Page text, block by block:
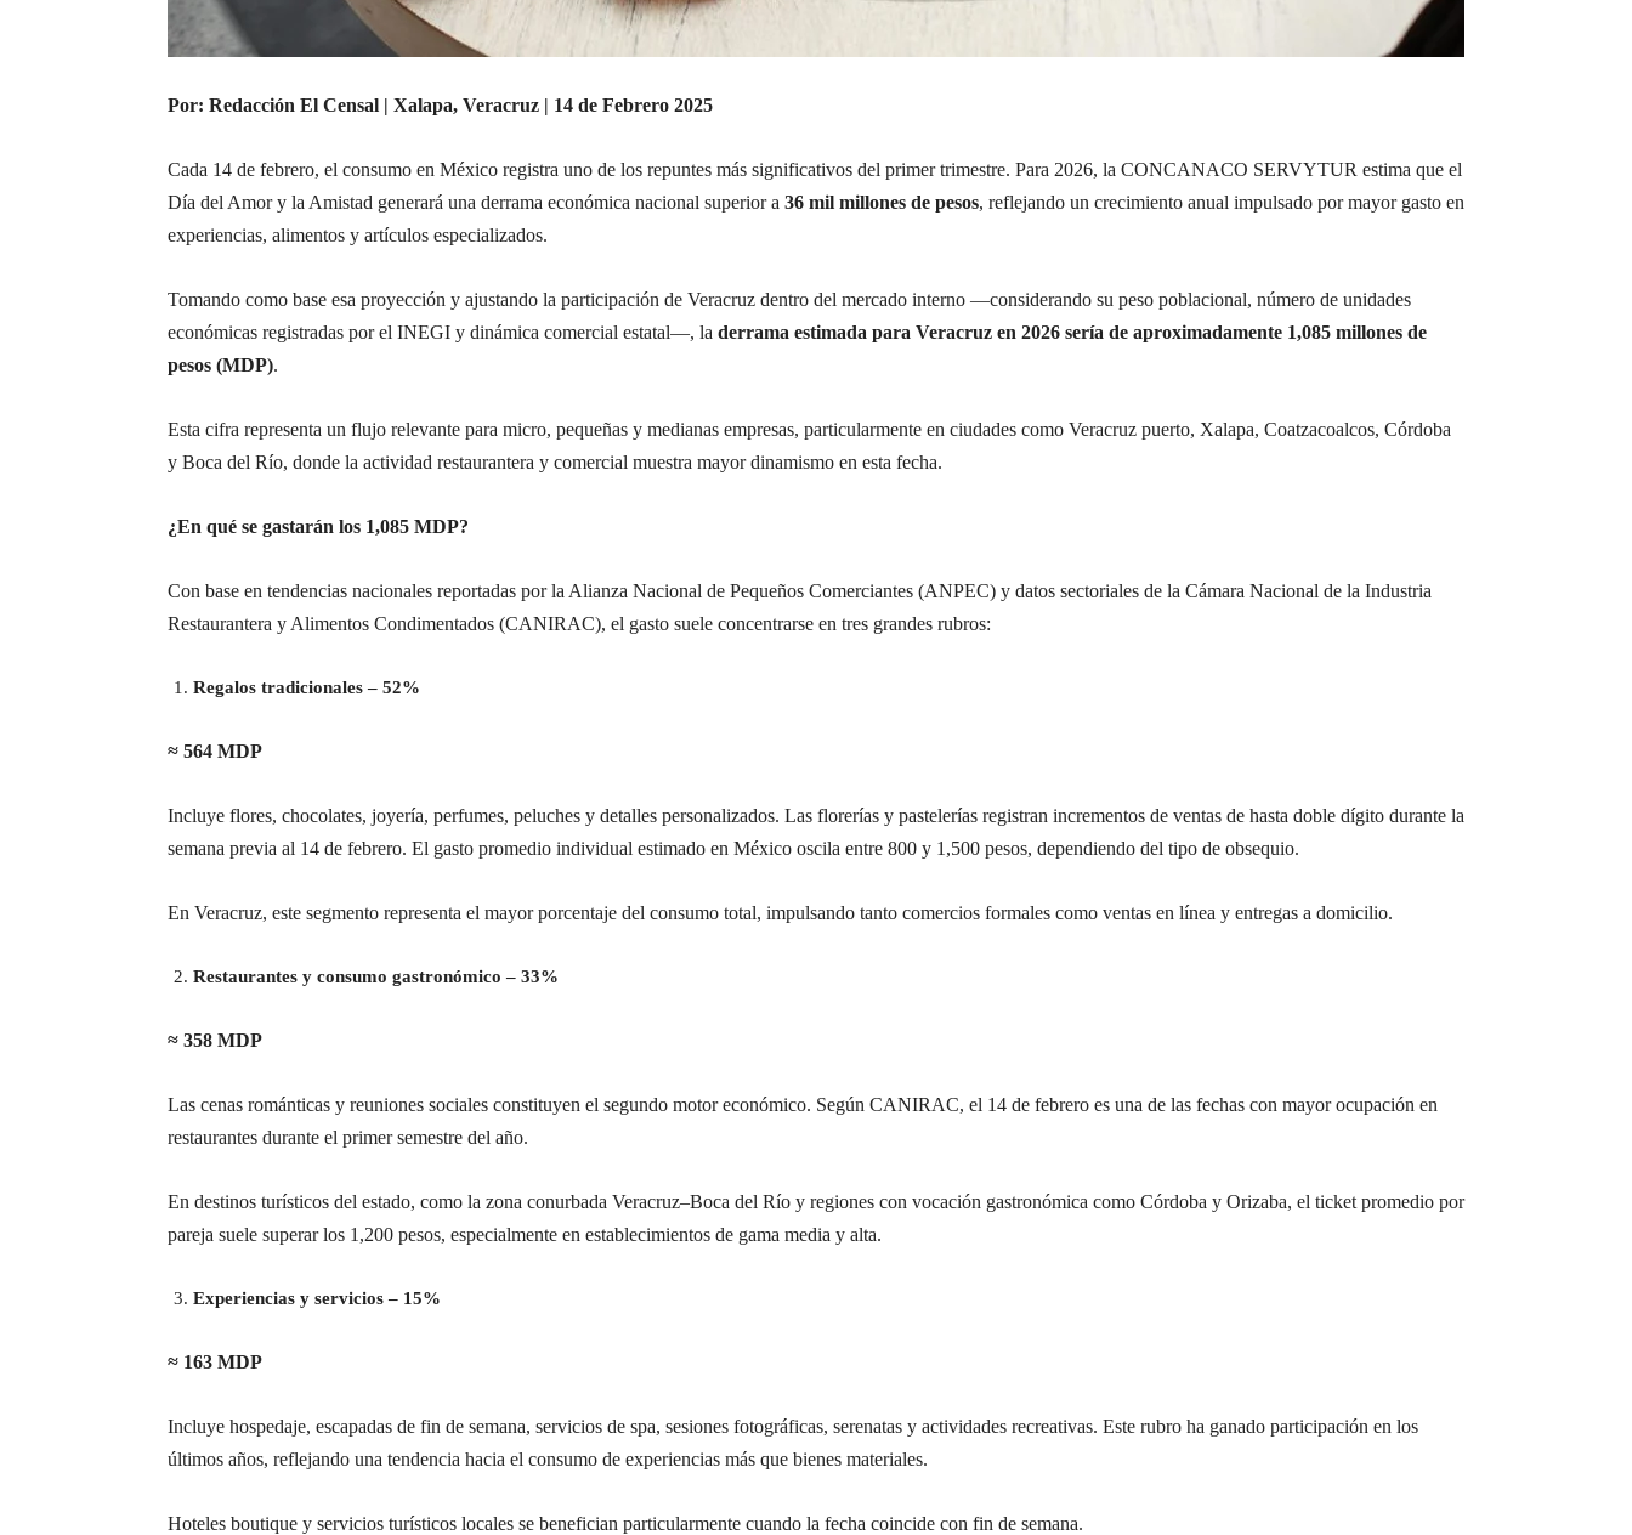
Por: Redacción El Censal | Xalapa, Veracruz | 14 de Febrero 2025
Cada 14 de febrero, el consumo en México registra uno de los repuntes más significativos del primer trimestre. Para 2026, la CONCANACO SERVYTUR estima que el
Día del Amor y la Amistad generará una derrama económica nacional superior a 36 mil millones de pesos, reflejando un crecimiento anual impulsado por mayor gasto en
experiencias, alimentos y artículos especializados.
Tomando como base esa proyección y ajustando la participación de Veracruz dentro del mercado interno —considerando su peso poblacional, número de unidades
económicas registradas por el INEGI y dinámica comercial estatal—, la derrama estimada para Veracruz en 2026 sería de aproximadamente 1,085 millones de
pesos (MDP).
Esta cifra representa un flujo relevante para micro, pequeñas y medianas empresas, particularmente en ciudades como Veracruz puerto, Xalapa, Coatzacoalcos, Córdoba
y Boca del Río, donde la actividad restaurantera y comercial muestra mayor dinamismo en esta fecha.
¿En qué se gastarán los 1,085 MDP?
Con base en tendencias nacionales reportadas por la Alianza Nacional de Pequeños Comerciantes (ANPEC) y datos sectoriales de la Cámara Nacional de la Industria
Restaurantera y Alimentos Condimentados (CANIRAC), el gasto suele concentrarse en tres grandes rubros:
Regalos tradicionales – 52%
≈ 564 MDP
Incluye flores, chocolates, joyería, perfumes, peluches y detalles personalizados. Las florerías y pastelerías registran incrementos de ventas de hasta doble dígito durante la
semana previa al 14 de febrero. El gasto promedio individual estimado en México oscila entre 800 y 1,500 pesos, dependiendo del tipo de obsequio.
En Veracruz, este segmento representa el mayor porcentaje del consumo total, impulsando tanto comercios formales como ventas en línea y entregas a domicilio.
Restaurantes y consumo gastronómico – 33%
≈ 358 MDP
Las cenas románticas y reuniones sociales constituyen el segundo motor económico. Según CANIRAC, el 14 de febrero es una de las fechas con mayor ocupación en
restaurantes durante el primer semestre del año.
En destinos turísticos del estado, como la zona conurbada Veracruz–Boca del Río y regiones con vocación gastronómica como Córdoba y Orizaba, el ticket promedio por
pareja suele superar los 1,200 pesos, especialmente en establecimientos de gama media y alta.
Experiencias y servicios – 15%
≈ 163 MDP
Incluye hospedaje, escapadas de fin de semana, servicios de spa, sesiones fotográficas, serenatas y actividades recreativas. Este rubro ha ganado participación en los
últimos años, reflejando una tendencia hacia el consumo de experiencias más que bienes materiales.
Hoteles boutique y servicios turísticos locales se benefician particularmente cuando la fecha coincide con fin de semana.